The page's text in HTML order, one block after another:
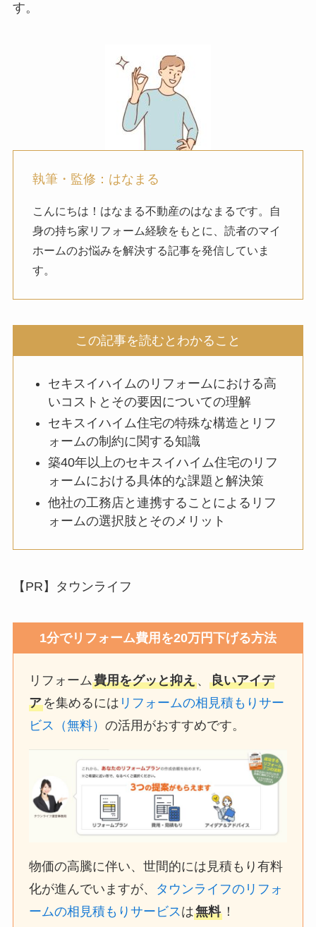
す。
執筆・監修：はなまる
こんにちは！はなまる不動産のはなまるです。自
身の持ち家リフォーム経験をもとに、読者のマイ
ホームのお悩みを解決する記事を発信していま
す。
この記事を読むとわかること
セキスイハイムのリフォームにおける高
いコストとその要因についての理解
セキスイハイム住宅の特殊な構造とリフ
ォームの制約に関する知識
築40年以上のセキスイハイム住宅のリフ
ォームにおける具体的な課題と解決策
他社の工務店と連携することによるリフ
ォームの選択肢とそのメリット
【PR】タウンライフ
1分でリフォーム費用を20万円下げる方法
リフォーム費用をグッと抑え、良いアイデ
アを集めるには リフォームの相見積もりサー
ビス（無料）の活用がおすすめです。
物価の高騰に伴い、世間的には見積もり有料
化が進んでいますが、 タウンライフのリフォ
ームの相見積もりサービス は無料 ！